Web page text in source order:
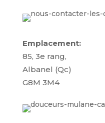
Emplacement:
85, 3e rang,
Albanel (Qc)
G8M 3M4